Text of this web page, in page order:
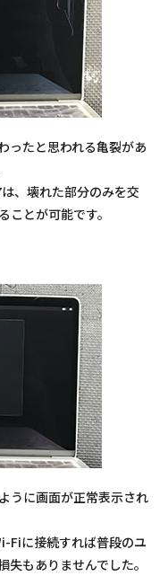
ったと思われる亀裂があ
、壊れた部分のみを交
とが可能です。
うに画面が正常表示され
Fiに接続すれば普段のユ
もありませんでした。